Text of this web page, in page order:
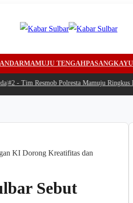
MAMUJU TENGAHPASANGKAYU
-Tim Resmob Polresta Mamuju Ringkus
KI Dorong Kreatifitas dan
Sebut